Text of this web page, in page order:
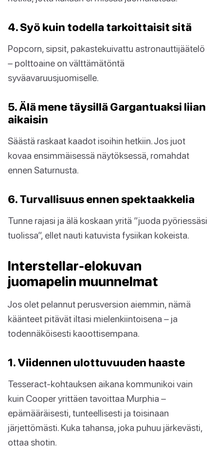
4. Syö kuin todella tarkoittaisit sitä
Popcorn, sipsit, pakastekuivattu astronauttijäätelö
– polttoaine on välttämätöntä
syväavaruusjuomiselle.
5. Älä mene täysillä Gargantuaksi liian
aikaisin
Säästä raskaat kaadot isoihin hetkiin. Jos juot
kovaa ensimmäisessä näytöksessä, romahdat
ennen Saturnusta.
6. Turvallisuus ennen spektaakkelia
Tunne rajasi ja älä koskaan yritä ”juoda pyöriessäsi
tuolissa”, ellet nauti katuvista fysiikan kokeista.
Interstellar-elokuvan
juomapelin muunnelmat
Jos olet pelannut perusversion aiemmin, nämä
käänteet pitävät iltasi mielenkiintoisena – ja
todennäköisesti kaoottisempana.
1. Viidennen ulottuvuuden haaste
Tesseract-kohtauksen aikana kommunikoi vain
kuin Cooper yrittäen tavoittaa Murphia –
epämääräisesti, tunteellisesti ja toisinaan
järjettömästi. Kuka tahansa, joka puhuu järkevästi,
ottaa shotin.